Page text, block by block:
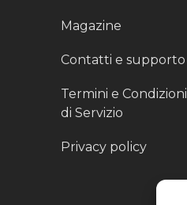
Magazine
Contatti e supporto
Termini e Condizioni
di Servizio
Privacy policy